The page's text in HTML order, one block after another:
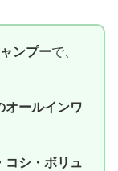
ンプーで、
オールインワ
コシ・ボリュ